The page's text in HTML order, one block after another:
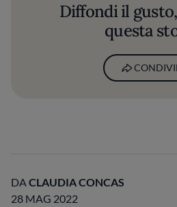
Diffondi il
questa
DACLAUDIA CONCAS
28 MAG 2022